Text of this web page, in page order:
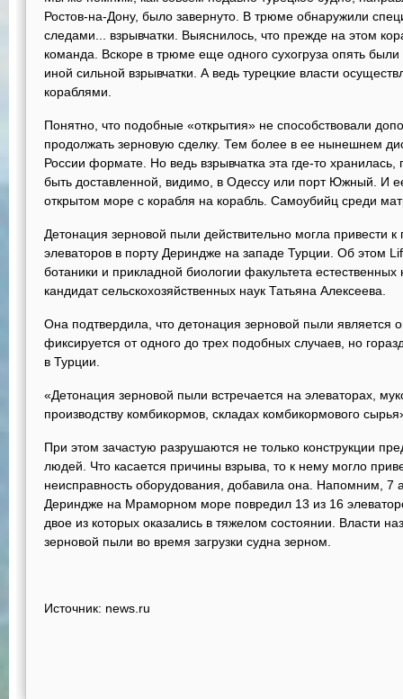
Ростов-на-Дону, было завернуто. В трюме обнаружили
следами... взрывчатки. Выяснилось, что прежде на этом
команда. Вскоре в трюме еще одного сухогруза опять
иной сильной взрывчатки. А ведь турецкие власти
кораблями.
Понятно, что подобные «открытия» не способствовали
продолжать зерновую сделку. Тем более в ее нынешнем
России формате. Но ведь взрывчатка эта где-то хранилась,
быть доставленной, видимо, в Одессу или порт Южный. И
открытом море с корабля на корабль. Самоубийц среди
Детонация зерновой пыли действительно могла привести
элеваторов в порту Дериндже на западе Турции. Об этом
ботаники и прикладной биологии факультета
кандидат сельскохозяйственных наук Татьяна Алексеева.
Она подтвердила, что детонация зерновой пыли является
фиксируется от одного до трех подобных случаев, но
в Турции.
«Детонация зерновой пыли встречается на элеваторах,
производству комбикормов, складах комбикормового
При этом зачастую разрушаются не только конструкции
людей. Что касается причины взрыва, то к нему могло
неисправность оборудования, добавила она. Напомним, 7
Дериндже на Мраморном море повредил 13 из 16
двое из которых оказались в тяжелом состоянии. Власти
зерновой пыли во время загрузки судна зерном.
Источник: news.ru